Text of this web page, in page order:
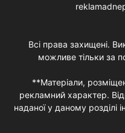
Всі права захищені.
можливе тільки за
**Матеріали,
рекламний характер.
наданої у даному розділі